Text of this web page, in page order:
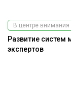
В центре внимания
Развитие систем
экспертов